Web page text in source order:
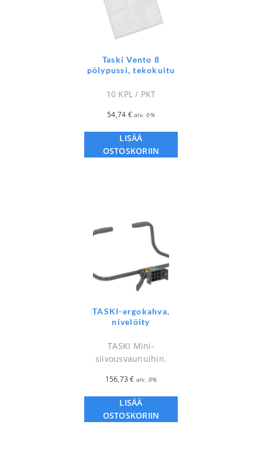
Taski Vento 8
pölypussi, tekokuitu
10 KPL / PKT
54,74 € alv. 0%
LISÄÄ
OSTOSKORIIN
TASKI-ergokahva,
nivelöity
TASKI Mini-
siivousvaunuihin.
156,73€ alv. 0%
LISÄÄ
OSTOSKORIIN